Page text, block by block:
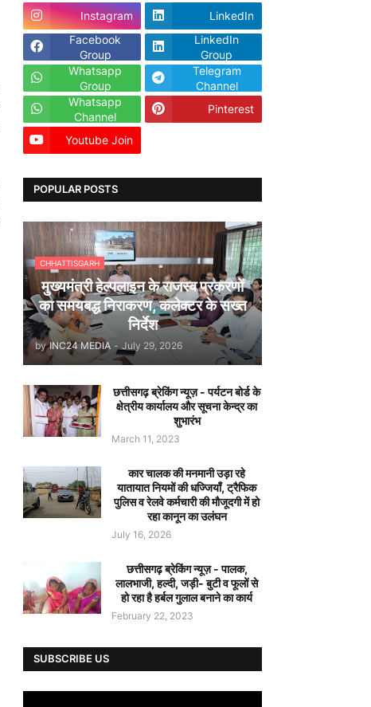
Instagram
LinkedIn
Facebook
Group
LinkedIn
Group
Whatsapp
Group
Telegram
Channel
Whatsapp
Channel
Pinterest
Youtube Join
POPULAR POSTS
CHHATTISGARH
मुख्यमंत्री हेल्पलाइन के राजस्व प्रकरणों
का समयबद्ध निराकरण, कलेक्टर के सख्त
निर्देश
by INC24 MEDIA - July 29, 2026
छत्तीसगढ़ ब्रेकिंग न्यूज़ - पर्यटन बोर्ड के
क्षेत्रीय कार्यालय और सूचना केन्द्र का
शुभारंभ
March 11, 2023
कार चालक की मनमानी उड़ा रहे
यातायात नियमों की धज्जियाँ, ट्रैफिक
पुलिस व रेलवे कर्मचारी की मौजूदगी में हो
रहा कानून का उलंघन
July 16, 2026
छत्तीसगढ़ ब्रेकिंग न्यूज़ - पालक,
लालभाजी, हल्दी, जड़ी- बुटी व फूलों से
हो रहा है हर्बल गुलाल बनाने का कार्य
February 22, 2023
SUBSCRIBE US